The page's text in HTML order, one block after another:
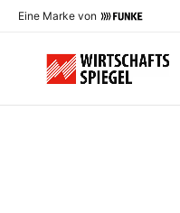
Eine Marke von